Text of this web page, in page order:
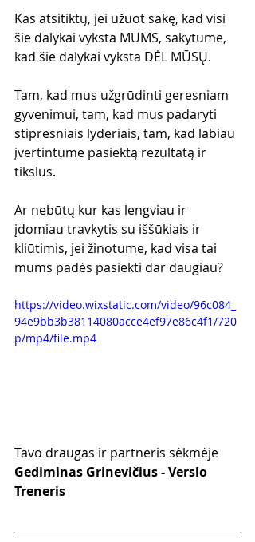
Kas atsitiktų, jei užuot sakę, kad visi
šie dalykai vyksta MUMS, sakytume,
kad šie dalykai vyksta DĖL MŪSŲ.
Tam, kad mus užgrūdinti geresniam
gyvenimui, tam, kad mus padaryti
stipresniais lyderiais, tam, kad labiau
įvertintume pasiektą rezultatą ir
tikslus.
Ar nebūtų kur kas lengviau ir
įdomiau travkytis su iššūkiais ir
kliūtimis, jei žinotume, kad visa tai
mums padės pasiekti dar daugiau?
https://video.wixstatic.com/video/96c084_
94e9bb3b38114080acce4ef97e86c4f1/720
p/mp4/file.mp4
Tavo draugas ir partneris sėkmėje
Gediminas Grinevičius - Verslo
Treneris